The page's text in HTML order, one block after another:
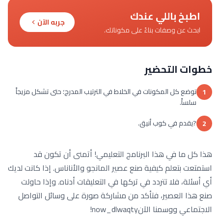
اطبخ باللي عندك
ابحث عن وصفات بناءً على مكوناتك.
جربه الآن
خطوات التحضير
1 توضع كل المكونات في الخلاط في الترتيب المدرج؛ حتى تشكل مزيجاً
سلساً.
2 ?يقدم في كوب أنيق.
هذا كل ما في هذا البرنامج التعليمي! أتمنى أن تكون قد
استمتعت بتعلم كيفية صنع عصير المانجو والأناناس. إذا كانت لديك
أي أسئلة، فلا تتردد في تركها في التعليقات أدناه. وإذا حاولت
صنع هذا العصير، فتأكد من مشاركة صورة على وسائل التواصل
الاجتماعي ووسمنا الآنnow_dlwaqty!